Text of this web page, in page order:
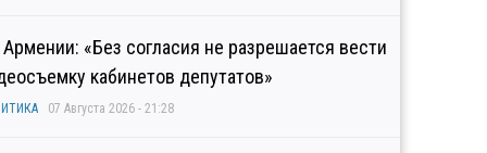
«Без согласия не разрешается вести
кабинетов депутатов»
07 Августа 2026 - 21:28